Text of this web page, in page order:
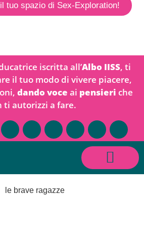
tuo spazio di Sex-Exploration!
iscritta all’Albo IISS, ti
il tuo modo di vivere piacere,
dando voce ai pensieri che
ti autorizzi a fare.